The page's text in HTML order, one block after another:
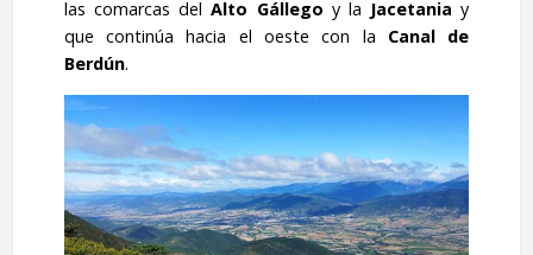
las comarcas delAlto Gállego y la Jacetania y
que continúa hacia el oeste con la Canal de
Berdún.